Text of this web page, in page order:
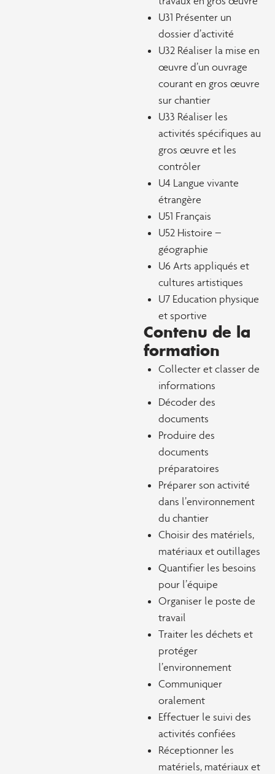
U31 Présenter un
dossier d’activité
U32 Réaliser la mise en
œuvre d’un ouvrage
courant en gros œuvre
sur chantier
U33 Réaliser les
activités spécifiques au
gros œuvre et les
contrôler
U4 Langue vivante
étrangère
U51 Français
U52 Histoire –
géographie
U6 Arts appliqués et
cultures artistiques
U7 Education physique
et sportive
Contenu de la
formation
Collecter et classer de
informations
Décoder des
documents
Produire des
documents
préparatoires
Préparer son activité
dans l’environnement
du chantier
Choisir des matériels,
matériaux et outillages
Quantifier les besoins
pour l’équipe
Organiser le poste de
travail
Traiter les déchets et
protéger
l’environnement
Communiquer
oralement
Effectuer le suivi des
activités confiées
Réceptionner les
matériels, matériaux et